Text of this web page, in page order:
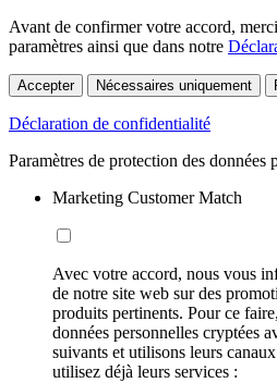
Avant de confirmer votre accord,
paramètres ainsi que dans notre
Accepter Nécessaires uniquement
Déclaration de confidentialité
Paramètres de protection des données
Marketing Customer Match
Avec votre accord, nous vous
de notre site web sur des
produits pertinents. Pour ce
données personnelles cryptées
suivants et utilisons leurs
utilisez déjà leurs services :